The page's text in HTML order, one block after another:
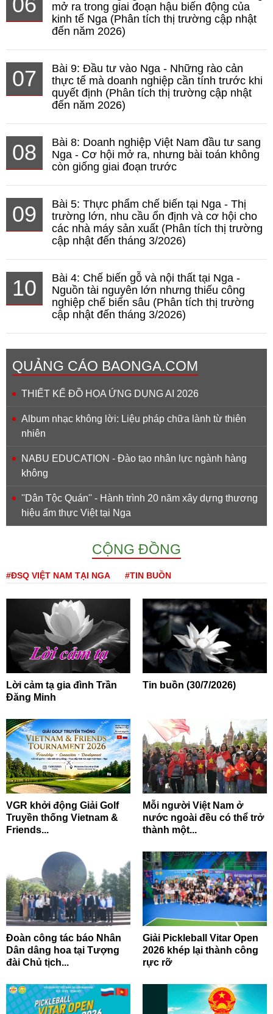
mở ra trong giai đoạn hậu biến động của
kinh tế Nga (Phân tích thị trường cập nhật
đến năm 2026)
07
Bài 9: Đầu tư vào Nga - Những rào cản
thực tế mà doanh nghiệp cần tính trước khi
quyết định (Phân tích thị trường cập nhật
đến năm 2026)
08
Bài 8: Doanh nghiệp Việt Nam đầu tư sang
Nga - Cơ hội mở ra, nhưng bài toán không
còn giống giai đoạn trước
09
Bài 5: Thực phẩm chế biến tại Nga - Thị
trường lớn, nhu cầu ổn định và cơ hội cho
các nhà máy sản xuất (Phân tích thị trường
cập nhật đến tháng 3/2026)
10
Bài 4: Chế biến gỗ và nội thất tại Nga -
Nguồn tài nguyên lớn nhưng thiếu công
nghiệp chế biến sâu (Phân tích thị trường
cập nhật đến tháng 3/2026)
QUẢNG CÁO BAONGA.COM
THIẾT KẾ ĐỒ HỌA ỨNG DỤNG AI 2026
Album nhạc không lời: Liệu pháp chữa lành từ thiên
nhiên
NABU EDUCATION - Đào tạo nhân lực ngành hàng
không
''Dân Tộc Quán'' - Hành trình 20 năm xây dựng thương
hiệu ẩm thực Việt tại Nga
CỘNG ĐỒNG
#ĐSQ VIỆT NAM TẠI NGA #TIN BUỒN
Lời cảm tạ gia đình Trần
Đăng Minh
Tin buồn (30/7/2026)
VGR khởi động Giải Golf
Truyền thống Vietnam &
Friends...
Mỗi người Việt Nam ở
nước ngoài đều có thể trở
thành một...
Đoàn công tác báo Nhân
Dân dâng hoa tại Tượng
đài Chủ tịch...
Giải Pickleball Vitar Open
2026 khép lại thành công
rực rỡ